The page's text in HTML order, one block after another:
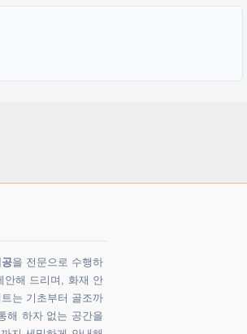
을 전문으로 수행하
안해 드리며, 화재 안
는 기초부터 골조까
해 하자 없는 공간을